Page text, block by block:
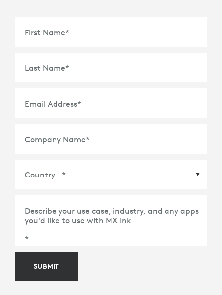
First Name*
Last Name*
Email Address*
Company Name*
Describe your use case, industry, and any apps
you'd like to use with MX Ink
*
SUBMIT